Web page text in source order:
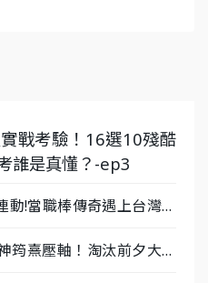
實戰考驗！16選10殘酷
誰是真懂？-ep3
動!當職棒傳奇遇上台灣女
筠熹壓軸！淘汰前夕大混